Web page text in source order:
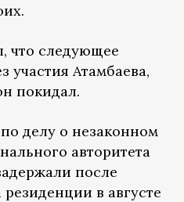
что следующее
участия Атамбаева,
покидал.
делу о незаконном
авторитета
после
в августе